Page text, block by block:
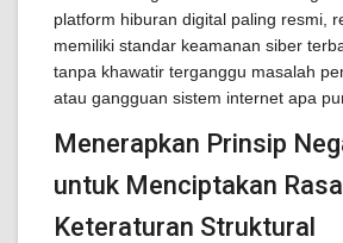
platform hiburan digital paling resmi,
memiliki standar keamanan siber
tanpa khawatir terganggu masalah
atau gangguan sistem internet apa
Menerapkan Prinsip
untuk Menciptakan Rasa
Keteraturan Struktural